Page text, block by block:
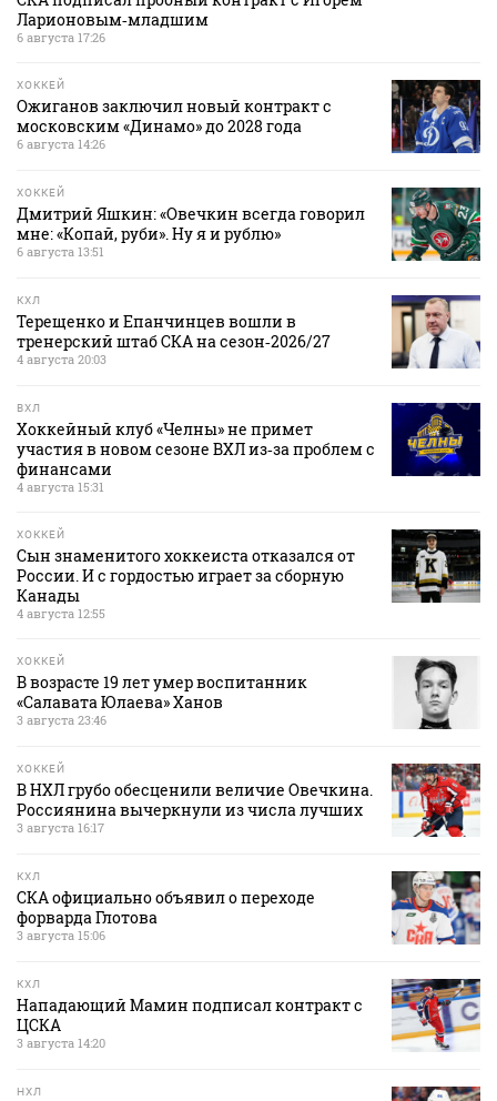
Ларионовым‑младшим
6 августа 17:26
ХОККЕЙ
Ожиганов заключил новый контракт с
московским «Динамо» до 2028 года
6 августа 14:26
ХОККЕЙ
Дмитрий Яшкин: «Овечкин всегда говорил
мне: «Копай, руби». Ну я и рублю»
6 августа 13:51
КХЛ
Терещенко и Епанчинцев вошли в
тренерский штаб СКА на сезон‑2026/27
4 августа 20:03
ВХЛ
Хоккейный клуб «Челны» не примет
участия в новом сезоне ВХЛ из‑за проблем с
финансами
4 августа 15:31
ХОККЕЙ
Сын знаменитого хоккеиста отказался от
России. И с гордостью играет за сборную
Канады
4 августа 12:55
ХОККЕЙ
В возрасте 19 лет умер воспитанник
«Салавата Юлаева» Ханов
3 августа 23:46
ХОККЕЙ
В НХЛ грубо обесценили величие Овечкина.
Россиянина вычеркнули из числа лучших
3 августа 16:17
КХЛ
СКА официально объявил о переходе
форварда Глотова
3 августа 15:06
КХЛ
Нападающий Мамин подписал контракт с
ЦСКА
3 августа 14:20
НХЛ